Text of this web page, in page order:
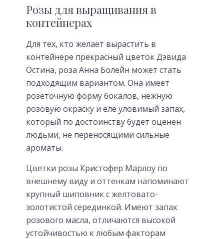
Розы для выращивания в
контейнерах
Для тех, кто желает вырастить в
контейнере прекрасный цветок Дэвида
Остина, роза Анна Болейн может стать
подходящим вариантом. Она имеет
розеточную форму бокалов, нежную
розовую окраску и еле уловимый запах,
который по достоинству будет оценен
людьми, не переносящими сильные
ароматы.
Цветки розы Кристофер Марлоу по
внешнему виду и оттенкам напоминают
крупный шиповник с желтовато-
золотистой серединкой. Имеют запах
розового масла, отличаются высокой
устойчивостью к любым факторам